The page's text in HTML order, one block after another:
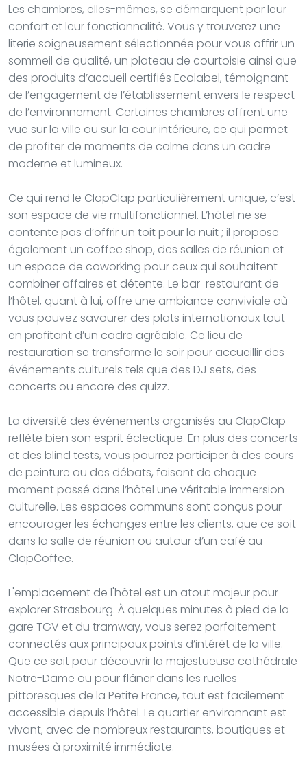
Les chambres, elles-mêmes, se démarquent par leur
confort et leur fonctionnalité. Vous y trouverez une
literie soigneusement sélectionnée pour vous offrir un
sommeil de qualité, un plateau de courtoisie ainsi que
des produits d’accueil certifiés Ecolabel, témoignant
de l’engagement de l’établissement envers le respect
de l’environnement. Certaines chambres offrent une
vue sur la ville ou sur la cour intérieure, ce qui permet
de profiter de moments de calme dans un cadre
moderne et lumineux.
Ce qui rend le ClapClap particulièrement unique, c’est
son espace de vie multifonctionnel. L’hôtel ne se
contente pas d’offrir un toit pour la nuit ; il propose
également un coffee shop, des salles de réunion et
un espace de coworking pour ceux qui souhaitent
combiner affaires et détente. Le bar-restaurant de
l’hôtel, quant à lui, offre une ambiance conviviale où
vous pouvez savourer des plats internationaux tout
en profitant d’un cadre agréable. Ce lieu de
restauration se transforme le soir pour accueillir des
événements culturels tels que des DJ sets, des
concerts ou encore des quizz.
La diversité des événements organisés au ClapClap
reflète bien son esprit éclectique. En plus des concerts
et des blind tests, vous pourrez participer à des cours
de peinture ou des débats, faisant de chaque
moment passé dans l’hôtel une véritable immersion
culturelle. Les espaces communs sont conçus pour
encourager les échanges entre les clients, que ce soit
dans la salle de réunion ou autour d’un café au
ClapCoffee.
L'emplacement de l'hôtel est un atout majeur pour
explorer Strasbourg. À quelques minutes à pied de la
gare TGV et du tramway, vous serez parfaitement
connectés aux principaux points d’intérêt de la ville.
Que ce soit pour découvrir la majestueuse cathédrale
Notre-Dame ou pour flâner dans les ruelles
pittoresques de la Petite France, tout est facilement
accessible depuis l’hôtel. Le quartier environnant est
vivant, avec de nombreux restaurants, boutiques et
musées à proximité immédiate.